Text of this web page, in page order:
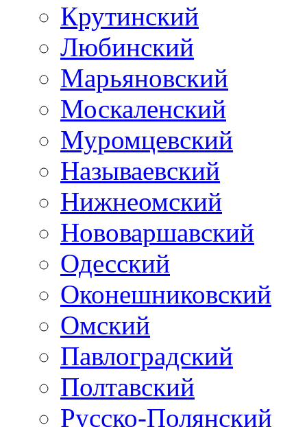
Крутинский
Любинский
Марьяновский
Москаленский
Муромцевский
Называевский
Нижнеомский
Нововаршавский
Одесский
Оконешниковский
Омский
Павлоградский
Полтавский
Русско-Полянский